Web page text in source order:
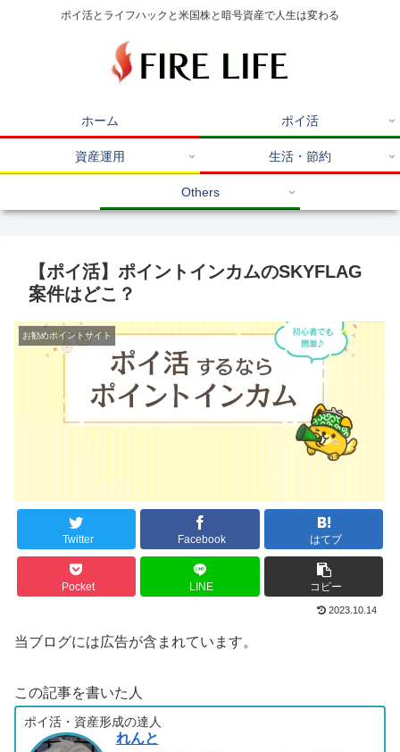
ポイ活とライフハックと米国株と暗号資産で人生は変わる
ホーム ポイ活
資産運用 生活・節約
Others
【ポイ活】ポイントインカムのSKYFLAG
案件はどこ？
お勧めポイントサイト
Twitter Facebook はてブ
Pocket LINE コピー
2023.10.14
当ブログには広告が含まれています。
この記事を書いた人
ポイ活・資産形成の達人
れんと